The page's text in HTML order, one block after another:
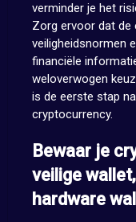
verminder je het
Zorg ervoor dat de
veiligheidsnormen
financiële
weloverwogen
is de eerste stap
cryptocurrency.
Bewaar je
veilige
hardware